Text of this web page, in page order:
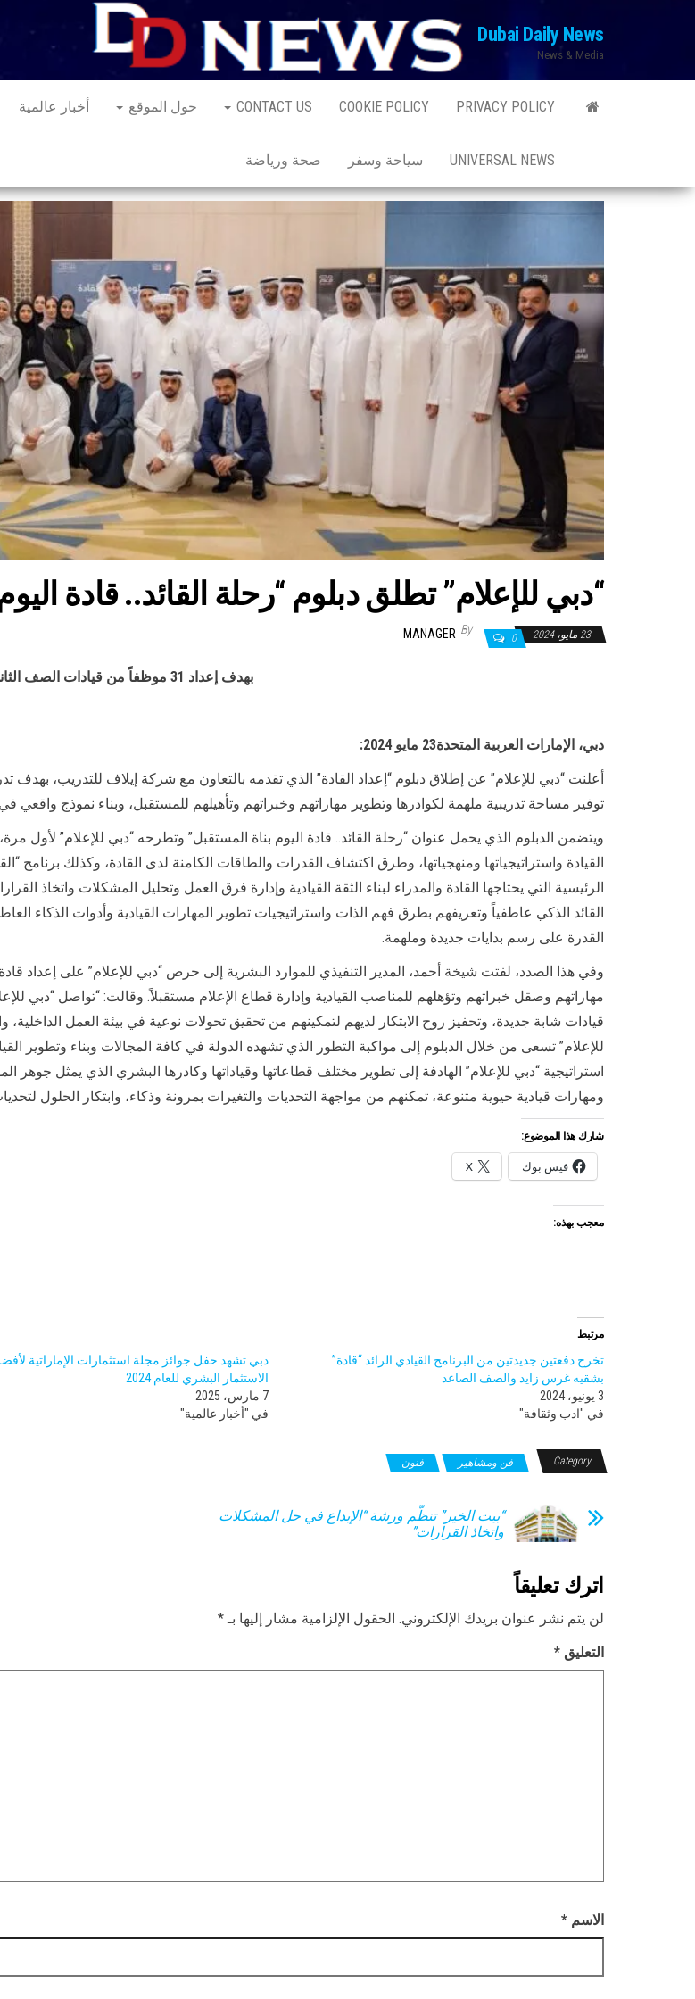
content
Dubai Daily News
News & Media
PRIVACY POLICY
COOKIE POLICY
CONTACT US حول الموقع أخبار عالمية
UNIVERSAL NEWS سياحة وسفر صحة ورياضة
“دبي للإعلام” تطلق دبلوم “رحلة القائد.. قادة
23 مايو، 2024 0
By
MANAGER
بهدف إعداد 31 موظفاً من قيادات الصف الثاني والثالث
دبي، الإمارات العربية المتحدة23 مايو 2024:
توفير مساحة تدريبية ملهمة لكوادرها وتطوير مهاراتهم وخبراتهم وتأهيلهم للمستقبل، وبناء نموذج واقعي
الرئيسية التي يحتاجها القادة والمدراء لبناء الثقة القيادية وإدارة فرق العمل وتحليل المشكلات واتخاذ
القائد الذكي عاطفياً وتعريفهم بطرق فهم الذات واستراتيجيات تطوير المهارات القيادية وأدوات الذكاء
القدرة على رسم بدايات جديدة وملهمة.
وفي هذا الصدد، لفتت شيخة أحمد، المدير التنفيذي للموارد البشرية إلى حرص “دبي للإعلام” على إعداد
مهاراتهم وصقل خبراتهم وتؤهلهم للمناصب القيادية وإدارة قطاع الإعلام مستقبلاً. وقالت: “تواصل “دبي
قيادات شابة جديدة، وتحفيز روح الابتكار لديهم لتمكينهم من تحقيق تحولات نوعية في بيئة العمل
للإعلام” تسعى من خلال الدبلوم إلى مواكبة التطور الذي تشهده الدولة في كافة المجالات وبناء وتطوير
استراتيجية “دبي للإعلام” الهادفة إلى تطوير مختلف قطاعاتها وقياداتها وكادرها البشري الذي يمثل
ومهارات قيادية حيوية متنوعة، تمكنهم من مواجهة التحديات والتغيرات بمرونة وذكاء، وابتكار الحلول
شارك هذا الموضوع:
فيس بوك X
معجب بهذه:
مرتبط
تخرج دفعتين جديدتين من البرنامج القيادي الرائد “قادة”
بشقيه غرس زايد والصف الصاعد
3 يونيو، 2024
في "ادب وثقافة"
دبي تشهد حفل جوائز مجلة استثمارات الإماراتية
الاستثمار البشري للعام 2024
7 مارس، 2025
في "أخبار عالمية"
Category فن ومشاهير فنون
“بيت الخير” تنظّم ورشة “الإبداع في حل المشكلات
واتخاذ القرارات”
اترك تعليقاً
لن يتم نشر عنوان بريدك الإلكتروني. الحقول الإلزامية مشار إليها بـ*
التعليق *
الاسم *